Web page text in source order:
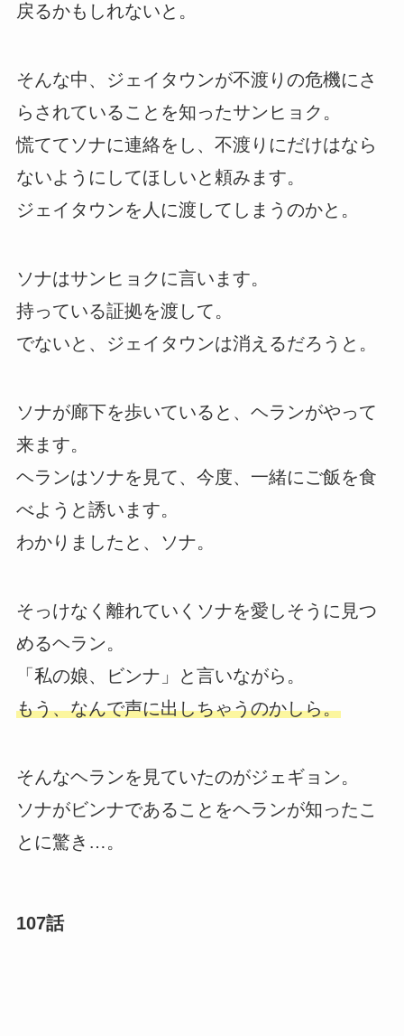
戻るかもしれないと。
そんな中、ジェイタウンが不渡りの危機にさ
らされていることを知ったサンヒョク。
慌ててソナに連絡をし、不渡りにだけはなら
ないようにしてほしいと頼みます。
ジェイタウンを人に渡してしまうのかと。
ソナはサンヒョクに言います。
持っている証拠を渡して。
でないと、ジェイタウンは消えるだろうと。
ソナが廊下を歩いていると、ヘランがやって
来ます。
ヘランはソナを見て、今度、一緒にご飯を食
べようと誘います。
わかりましたと、ソナ。
そっけなく離れていくソナを愛しそうに見つ
めるヘラン。
「私の娘、ビンナ」と言いながら。
もう、なんで声に出しちゃうのかしら。
そんなヘランを見ていたのがジェギョン。
ソナがビンナであることをヘランが知ったこ
とに驚き…。
107話